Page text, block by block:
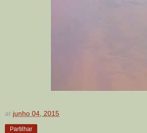
at junho 04, 2015
Partilhar